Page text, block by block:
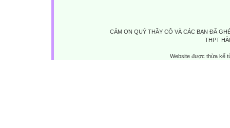
CẢM ƠN QUÝ THẦY CÔ VÀ CÁC BẠN ĐÃ
THPT
Website được thừa kế